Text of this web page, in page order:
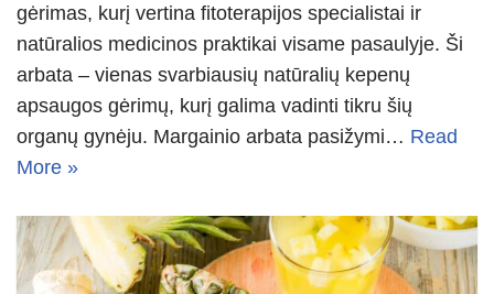
gėrimas, kurį vertina fitoterapijos specialistai ir
natūralios medicinos praktikai visame pasaulyje. Ši
arbata – vienas svarbiausių natūralių kepenų
apsaugos gėrimų, kurį galima vadinti tikru šių
organų gynėju. Margainio arbata pasižymi… Read
More »